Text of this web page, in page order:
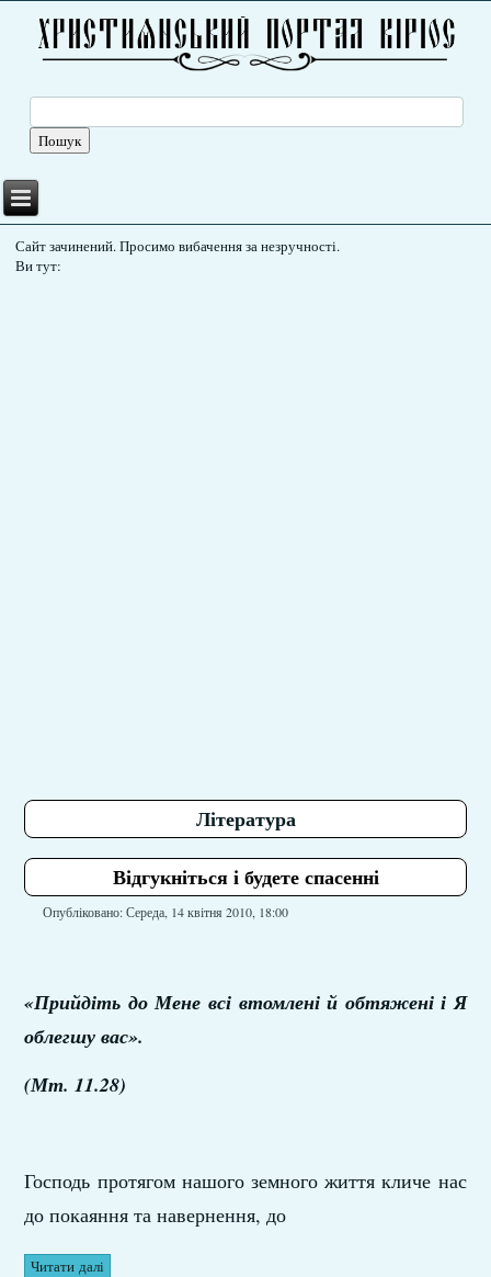
Сайт зачинений. Просимо вибачення за незручності.
Ви тут:
Література
Відгукніться і будете спасенні
Опубліковано: Середа, 14 квітня 2010, 18:00
«Прийдіть до Мене всі втомлені й обтяжені і Я
облегшу вас».
(Мт. 11.28)
Господь протягом нашого земного життя кличе нас
до покаяння та навернення, до
Читати далі